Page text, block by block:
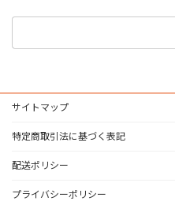
サイトマップ
特定商取引法に基づく表記
配送ポリシー
プライバシーポリシー